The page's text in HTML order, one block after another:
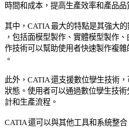
時間和成本，提高生產效率和產品品
其中，CATIA 最大的特點是其強大
，包括面模型製作、實體模型製作
作技術可以幫助使用者快速製作複
。
此外，CATIA 還支援數位孿生技術
狀態。使用者可以通過數位孿生技
計和生產流程。
CATIA 還可以與其他工具和系統整